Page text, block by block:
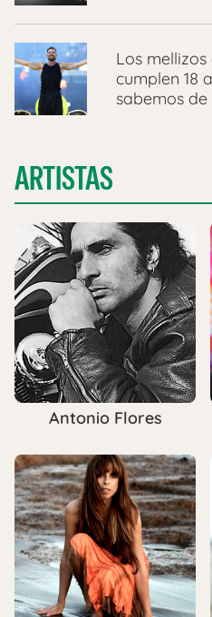
Los
cumplen 18
sabemos
ARTISTAS
Antonio Flores